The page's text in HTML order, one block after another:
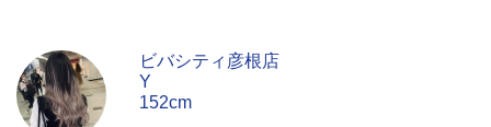
ビバシティ彦根店
Y
152cm